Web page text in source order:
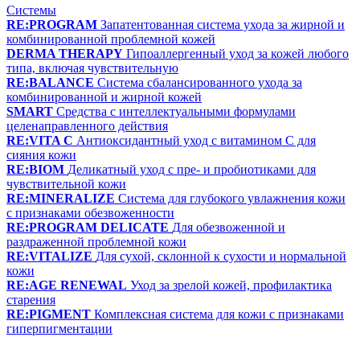
Системы
RE:PROGRAM Запатентованная система ухода за жирной и
комбинированной проблемной кожей
DERMA THERAPY Гипоаллергенный уход за кожей любого
типа, включая чувствительную
RE:BALANCE Система сбалансированного ухода за
комбинированной и жирной кожей
SMART Средства с интеллектуальными формулами
целенаправленного действия
RE:VITA C Антиоксидантный уход с витамином С для
сияния кожи
RE:BIOM Деликатный уход с пре- и пробиотиками для
чувствительной кожи
RE:MINERALIZE Система для глубокого увлажнения кожи
с признаками обезвоженности
RE:PROGRAM DELICATE Для обезвоженной и
раздраженной проблемной кожи
RE:VITALIZE Для сухой, склонной к сухости и нормальной
кожи
RE:AGE RENEWAL Уход за зрелой кожей, профилактика
старения
RE:PIGMENT Комплексная система для кожи с признаками
гиперпигментации